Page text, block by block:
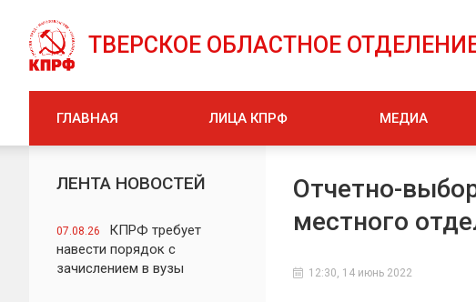
ТВЕРСКОЕ ОБЛАСТНОЕ
ГЛАВНАЯ ЛИЦА КПРФ МЕДИА
ЛЕНТА НОВОСТЕЙ
07.08.26
КПРФ требует
навести порядок с
зачислением в вузы
Отчетно-
местного
12:30, 14 июнь 2022